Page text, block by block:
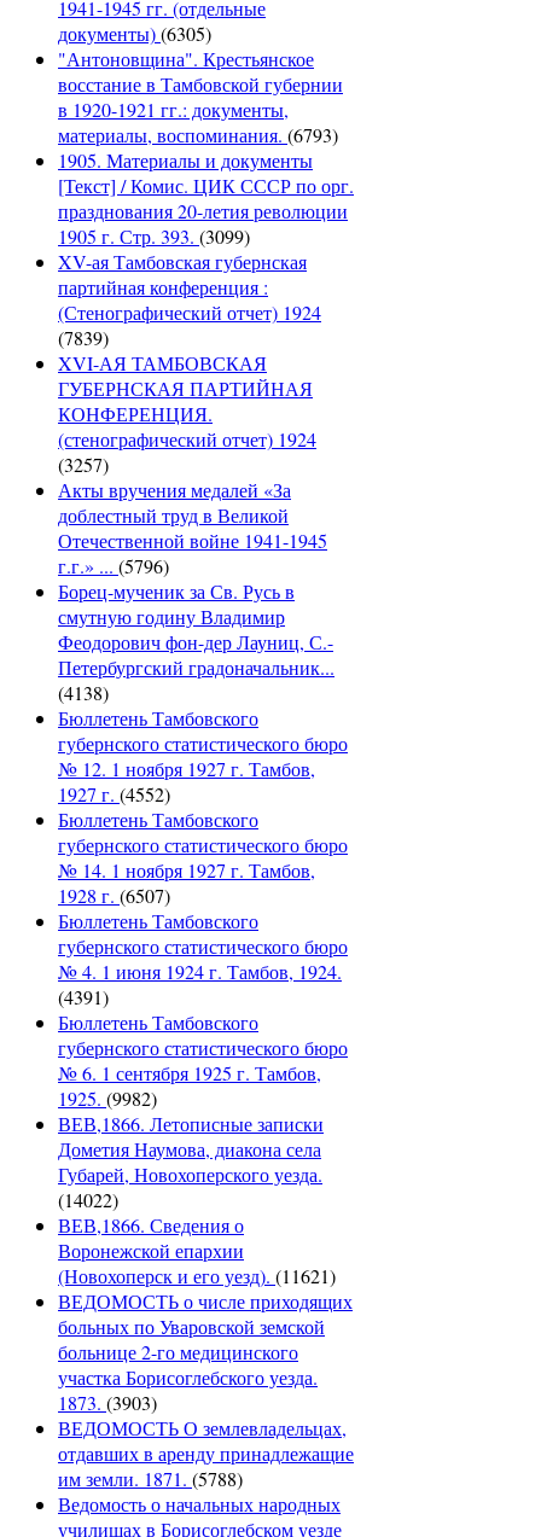
1941-1945 гг. (отдельные
документы)(6305)
"Антоновщина". Крестьянское
восстание в Тамбовской губернии
в 1920-1921 гг.: документы,
материалы, воспоминания. (6793)
1905. Материалы и документы
[Текст] / Комис. ЦИК СССР по орг.
празднования 20-летия революции
1905 г. Стр. 393. (3099)
XV-ая Тамбовская губернская
партийная конференция :
(Стенографический отчет) 1924
(7839)
XVI-АЯ ТАМБОВСКАЯ
ГУБЕРНСКАЯ ПАРТИЙНАЯ
КОНФЕРЕНЦИЯ.
(стенографический отчет) 1924
(3257)
Акты вручения медалей «За
доблестный труд в Великой
Отечественной войне 1941-1945
г.г.» ... (5796)
Борец-мученик за Св. Русь в
смутную годину Владимир
Феодорович фон-дер Лауниц, С.-
Петербургский градоначальник...
(4138)
Бюллетень Тамбовского
губернского статистического бюро
№ 12. 1 ноября 1927 г. Тамбов,
1927 г. (4552)
Бюллетень Тамбовского
губернского статистического бюро
№ 14. 1 ноября 1927 г. Тамбов,
1928 г. (6507)
Бюллетень Тамбовского
губернского статистического бюро
№ 4. 1 июня 1924 г. Тамбов, 1924.
(4391)
Бюллетень Тамбовского
губернского статистического бюро
№ 6. 1 сентября 1925 г. Тамбов,
1925. (9982)
ВЕВ,1866. Летописные записки
Дометия Наумова, диакона села
Губарей, Новохоперского уезда.
(14022)
ВЕВ,1866. Сведения о
Воронежской епархии
(Новохоперск и его уезд). (11621)
ВЕДОМОСТЬ о числе приходящих
больных по Уваровской земской
больнице 2-го медицинского
участка Борисоглебского уезда.
1873. (3903)
ВЕДОМОСТЬ О землевладельцах,
отдавших в аренду принадлежащие
им земли. 1871. (5788)
Ведомость о начальных народных
училищах в Борисоглебском уезде